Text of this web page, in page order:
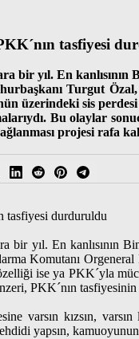
tasfiyesi
bir yıl. En
Turgut
üzerindeki sis
Bu olaylar
projesi rafa
tasfiyesi durduruldu
bir yıl. En kanlısının
Komutanı
ise ya PKK´yla
PKK´nın
varsın kızsın,
yapsın,